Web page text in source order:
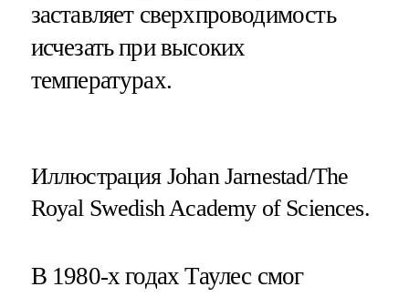
заставляет сверхпроводимость
исчезать при высоких
температурах.
Иллюстрация Johan Jarnestad/The
Royal Swedish Academy of Sciences.
В 1980-х годах Таулес смог